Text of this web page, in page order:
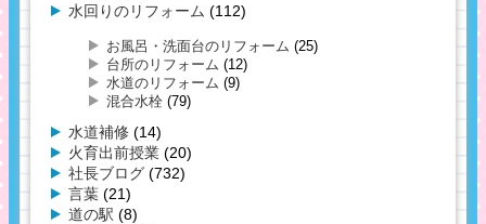
水回りのリフォーム (112)
お風呂・洗面台のリフォーム (25)
台所のリフォーム (12)
水道のリフォーム (9)
混合水栓 (79)
水道補修 (14)
火育出前授業 (20)
社長ブログ (732)
言葉 (21)
道の駅 (8)